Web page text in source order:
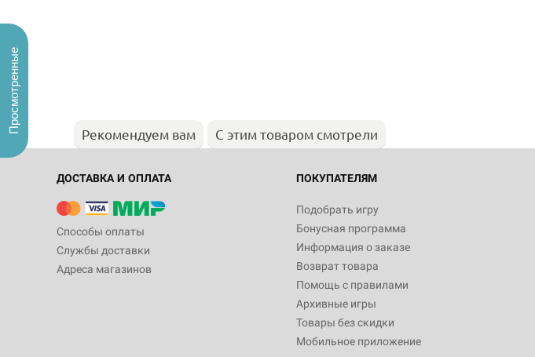
Рекомендуем вам С этим товаром смотрели
ДОСТАВКА И ОПЛАТА
Способы оплаты
Службы доставки
Адреса магазинов
ПОКУПАТЕЛЯМ
Подобрать игру
Бонусная программа
Информация о заказе
Возврат товара
Помощь с правилами
Архивные игры
Товары без скидки
Мобильное приложение
Просмотренные